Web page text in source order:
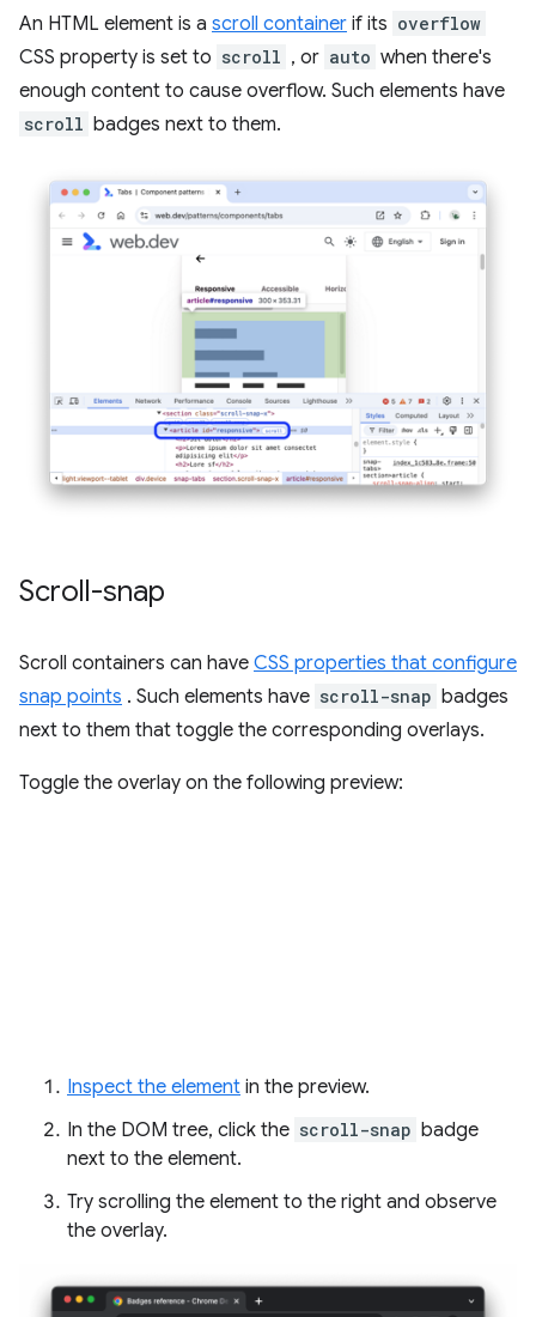
An HTML element is a scroll container if its overflow
CSS property is set to scroll , or auto when there's
enough content to cause overflow. Such elements have
scroll badges next to them.
Scroll-snap
Scroll containers can have CSS properties that configure
snap points . Such elements have scroll-snap badges
next to them that toggle the corresponding overlays.
Toggle the overlay on the following preview:
Inspect the element in the preview.
In the DOM tree, click the scroll-snap badge
next to the element.
Try scrolling the element to the right and observe
the overlay.